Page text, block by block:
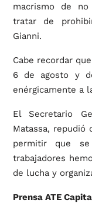
macrismo de
tratar de
Gianni.
Cabe recordar
6 de agosto y
enérgicamente a
El Secretario
Matassa, repudió
permitir que
trabajadores
de lucha y
Prensa ATE